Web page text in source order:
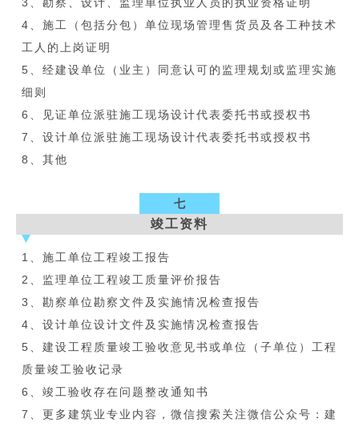
3、勘察、设计、监理单位执业人员的执业资格证明
4、施工（包括分包）单位现场管理售货员及各工种技术
工人的上岗证明
5、经建设单位（业主）同意认可的监理规划或监理实施
细则
6、见证单位派驻施工现场设计代表委托书或授权书
7、设计单位派驻施工现场设计代表委托书或授权书
8、其他
七
竣工资料
1、施工单位工程竣工报告
2、监理单位工程竣工质量评价报告
3、勘察单位勘察文件及实施情况检查报告
4、设计单位设计文件及实施情况检查报告
5、建设工程质量竣工验收意见书或单位（子单位）工程
质量竣工验收记录
6、竣工验收存在问题整改通知书
7、更多建筑业专业内容，微信搜索关注微信公众号：建